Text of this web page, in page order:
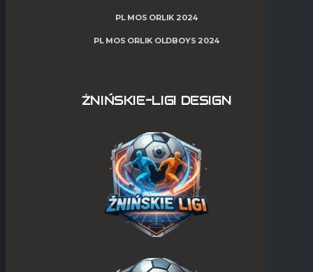
PL MOS ORLIK 2024
PL MOS ORLIK OLDBOYS 2024
ŻNIŃSKIE-LIGI DESIGN